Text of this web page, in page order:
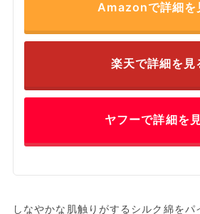
Amazonで詳細を
楽天で詳細を見
ヤフーで詳細を
しなやかな肌触りがするシルク綿を